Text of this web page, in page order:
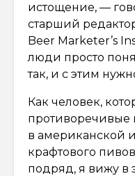
истощение, —
старший
Beer Marketer’s
люди просто
так, и с этим
Как человек,
противоречивые
в американской
крафтового
подряд, я вижу в